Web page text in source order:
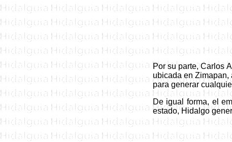
Por su parte, Carlos
ubicada en Zimapan,
para generar
De igual forma, el
estado,Hidalgo